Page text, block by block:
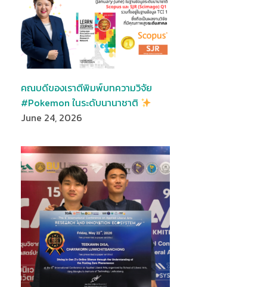
คณบดีของเราตีพิมพ์บทความวิจัย
#Pokemon ในระดับนานาชาติ
June 24, 2026